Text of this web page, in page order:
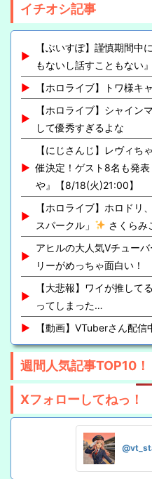
イチオシ記事
【ぶいすぽ】謹慎期間中
もないし話すこともない』
【ホロライブ】トワ様キ
【ホロライブ】シャイン
して優秀すぎるよな
【にじさんじ】レヴィち
催決定！ゲスト8名も発
や』【8/18(火)21:00】
【ホロライブ】ホロドリ
スパークル」
さくらみ
アヒルの大人気Vチュー
リーがめっちゃ面白い！
【大悲報】ワイが推し
ってしまった…
【動画】VTuberさん配
週間人気記事TOP10！
Xフォローしてねっ！